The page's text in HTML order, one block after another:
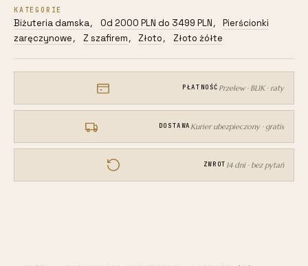
z
szafirem
i
brylantami
0,56ct
17
KATEGORIE
Biżuteria damska, Od 2000 PLN do 3499 PLN , Pierścionki
zaręczynowe , Z szafirem , Złoto , Złoto żółte
PŁATNOŚĆ Przelew · BLIK · raty
DOSTAWA Kurier ubezpieczony · gratis
ZWROT 14 dni · bez pytań